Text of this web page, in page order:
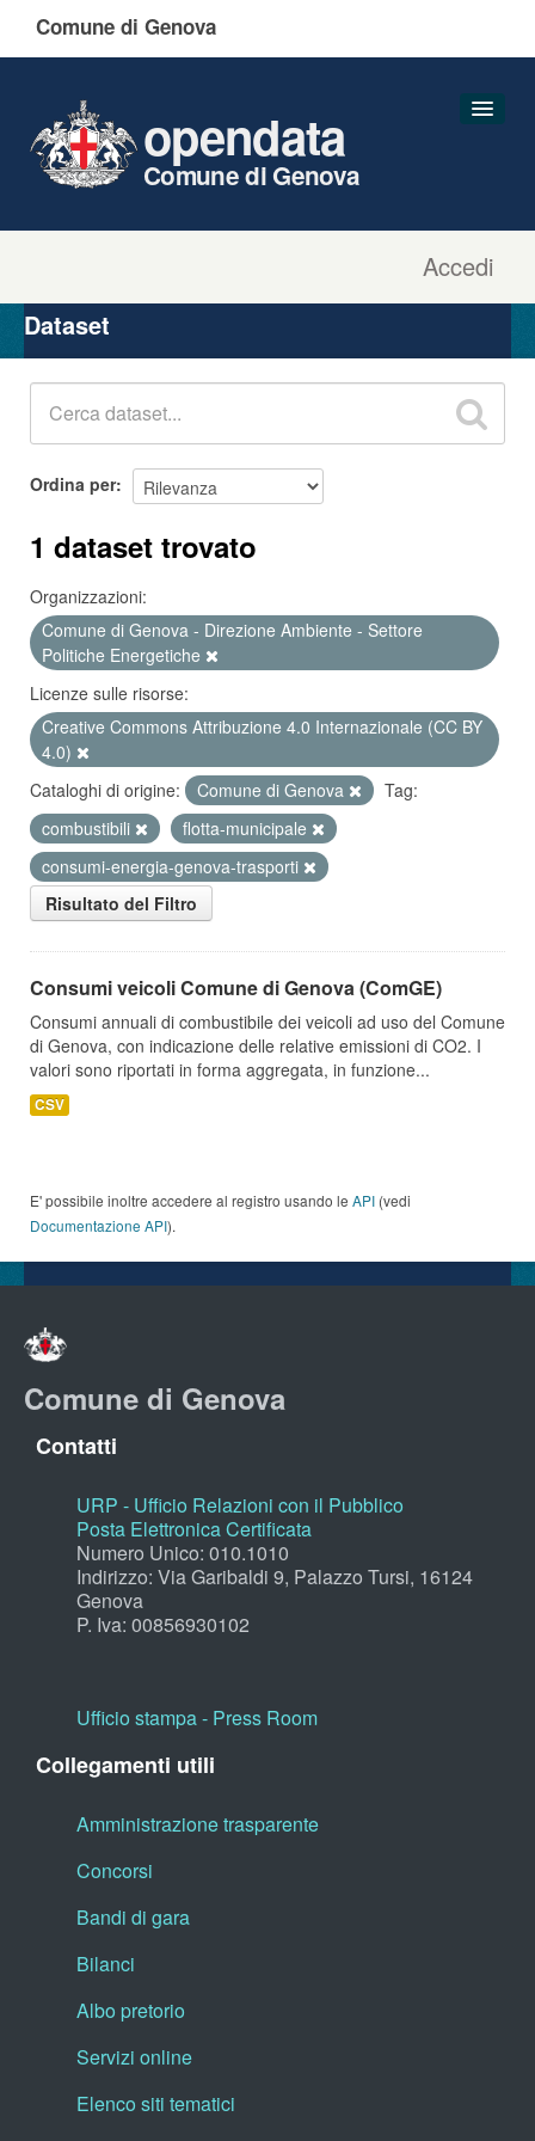
Comune di Genova
Accedi
opendata
Comune di Genova
Organizzazioni
Gruppi
Dataset
Ordina per
1 dataset trovato
Organizzazioni:
Comune di Genova - Direzione Ambiente - Settore
Politiche Energetiche
Licenze sulle risorse:
Creative Commons Attribuzione 4.0 Internazionale (CC BY
4.0)
Cataloghi di origine:
Comune di Genova
Tag:
combustibili
flotta-municipale
consumi-energia-genova-trasporti
Risultato del Filtro
Consumi veicoli Comune di Genova (ComGE)
Consumi annuali di combustibile dei veicoli ad uso del Comune
di Genova, con indicazione delle relative emissioni di CO2. I
valori sono riportati in forma aggregata, in funzione...
CSV
E' possibile inoltre accedere al registro usando le API (vedi
Documentazione API).
Comune di Genova
Contatti
URP - Ufficio Relazioni con il Pubblico
Posta Elettronica Certificata
Numero Unico: 010.1010
Indirizzo: Via Garibaldi 9, Palazzo Tursi, 16124
Genova
P. Iva: 00856930102
Ufficio stampa - Press Room
Collegamenti utili
Amministrazione trasparente
Concorsi
Bandi di gara
Bilanci
Albo pretorio
Servizi online
Elenco siti tematici